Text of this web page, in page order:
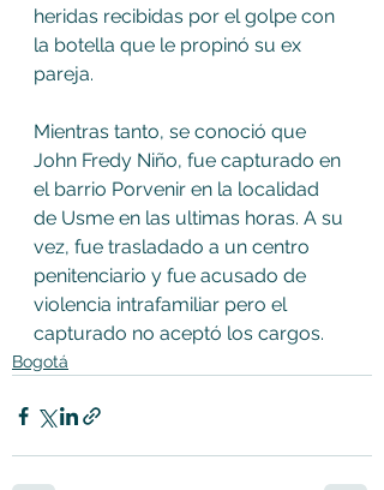
heridas recibidas por el golpe con
la botella que le propinó su ex
pareja.
Mientras tanto, se conoció que
John Fredy Niño, fue capturado en
el barrio Porvenir en la localidad
de Usme en las ultimas horas. A su
vez, fue trasladado a un centro
penitenciario y fue acusado de
violencia intrafamiliar pero el
capturado no aceptó los cargos.
Bogotá